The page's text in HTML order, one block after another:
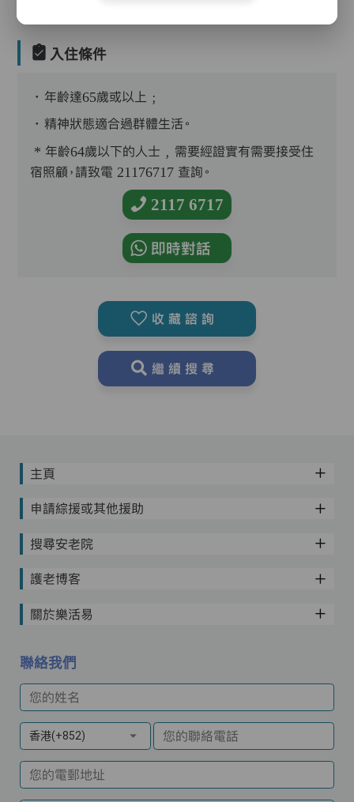
入住條件
．年齡達65歲或以上﹔
．精神狀態適合過群體生活。
* 年齡64歲以下的人士﹐需要經證實有需要接受住
宿照顧，請致電 21176717 查詢。
2117 6717
即時對話
收藏諮詢
繼續搜尋
主頁
申請綜援或其他援助
搜尋安老院
護老博客
關於樂活易
聯絡我們
您的姓名
香港(+852) 您的聯絡電話
您的電郵地址